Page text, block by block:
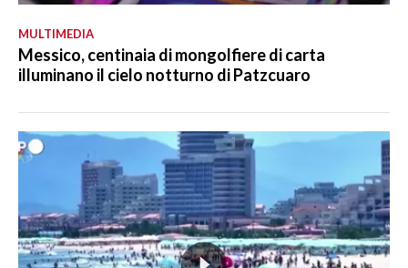
MULTIMEDIA
Messico, centinaia di mongolfiere di carta
illuminano il cielo notturno di Patzcuaro